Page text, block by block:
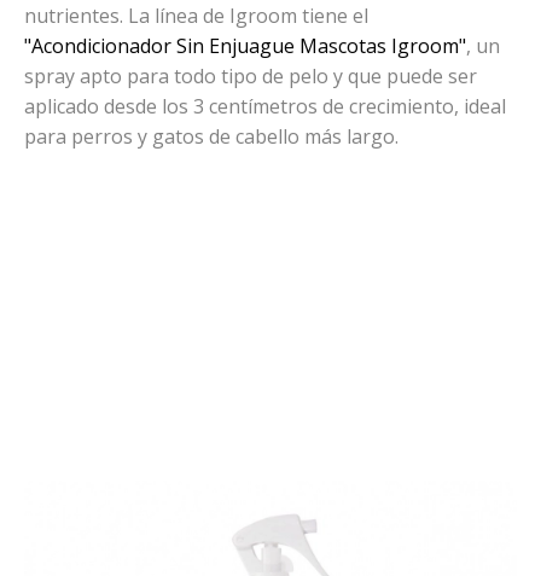
nutrientes. La línea de Igroom tiene el
"Acondicionador Sin Enjuague Mascotas Igroom", un
spray apto para todo tipo de pelo y que puede ser
aplicado desde los 3 centímetros de crecimiento, ideal
para perros y gatos de cabello más largo.